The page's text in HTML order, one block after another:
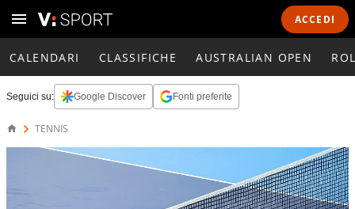
ACCEDI
CALENDARI CLASSIFICHE AUSTRALIAN OPEN
Seguici su: Google Discover Fonti preferite
TENNIS